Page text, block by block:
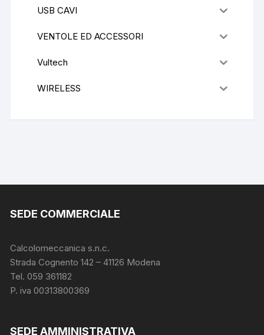
USB CAVI
VENTOLE ED ACCESSORI
Vultech
WIRELESS
SEDE COMMERCIALE
Calcolomeccanica s.n.c.
Strada Cognento 142 – 41126 Modena
Tel. 059 361182
P. iva 00313800369
SEDE AMMINISTRATIVA